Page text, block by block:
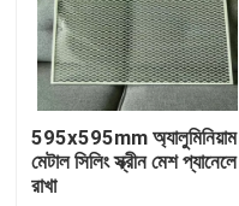
595x595mm অ্যালুমিনিয়াম
মেটাল সিলিং স্ক্রীন মেশ প্যানেলে
রাখা